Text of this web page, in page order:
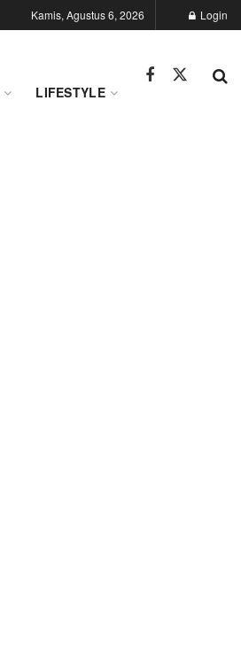
Kamis, Agustus 6, 2026 Login
LIFESTYLE